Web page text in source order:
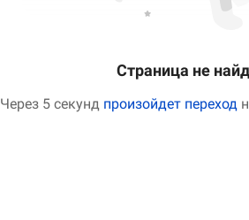
Страница не
Через 5 секунд произойдет переход